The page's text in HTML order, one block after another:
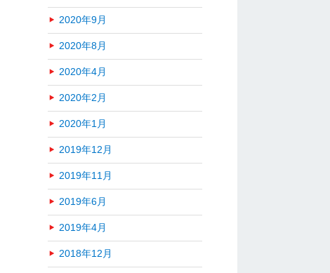
2020年9月
2020年8月
2020年4月
2020年2月
2020年1月
2019年12月
2019年11月
2019年6月
2019年4月
2018年12月